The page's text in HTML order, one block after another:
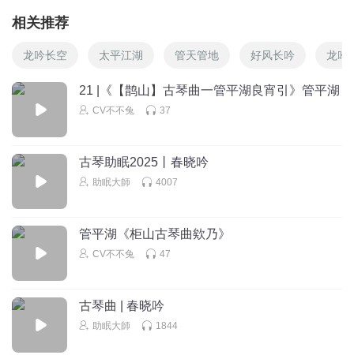
相关推荐
龙吟长空 太平江湖 管天管地 好风长吟 龙吟
21 |《【鹊山】古琴曲一管平湖良宵引》管平湖
CV不不兔 37
古琴助眠2025丨春晓吟
助眠大師 4007
管平湖《柜山古琴曲欸乃》
CV不不兔 47
古琴曲 | 春晓吟
助眠大師 1844